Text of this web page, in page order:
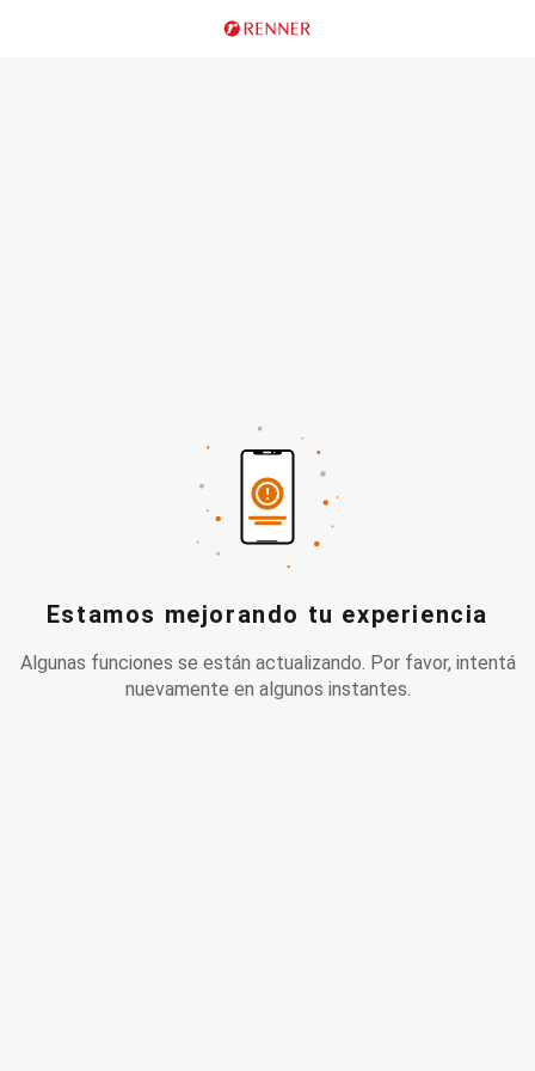
Estamos mejorando tu experiencia
Algunas funciones se están actualizando. Por favor, intentá
nuevamente en algunos instantes.